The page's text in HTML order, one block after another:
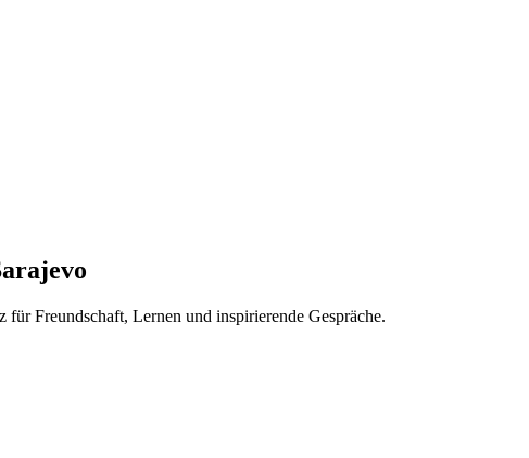
Freundschaft, Lernen und inspirierende Gespräche.